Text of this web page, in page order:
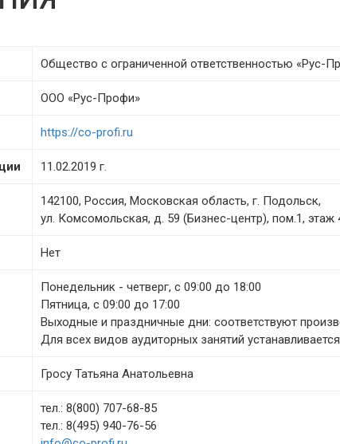
Общество с ограниченной ответственностью «Рус-
ООО «Рус-Профи»
https://co-profi.ru
11.02.2019 г.
142100, Россия, Московская область, г. Подольск,
ул. Комсомольская, д. 59 (Бизнес-центр), пом.1, этаж
Нет
Понедельник - четверг, с 09:00 до 18:00
Пятница, с 09:00 до 17:00
Выходные и праздничные дни: соответствуют
Для всех видов аудиторных занятий
Гросу Татьяна Анатольевна
тел.: 8(800) 707-68-85
тел.: 8(495) 940-76-56